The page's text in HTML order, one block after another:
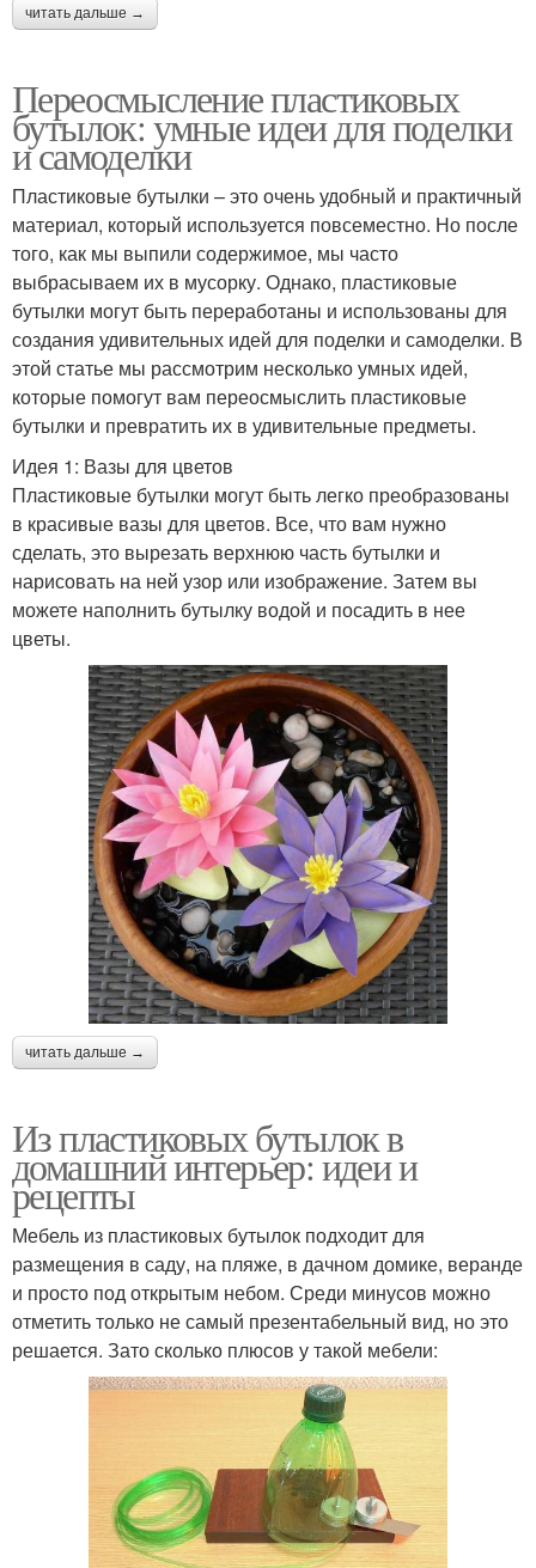
читать дальше →
Переосмысление пластиковых
бутылок: умные идеи для поделки
и самоделки
Пластиковые бутылки – это очень удобный и практичный
материал, который используется повсеместно. Но после
того, как мы выпили содержимое, мы часто
выбрасываем их в мусорку. Однако, пластиковые
бутылки могут быть переработаны и использованы для
создания удивительных идей для поделки и самоделки. В
этой статье мы рассмотрим несколько умных идей,
которые помогут вам переосмыслить пластиковые
бутылки и превратить их в удивительные предметы.
Идея 1: Вазы для цветов
Пластиковые бутылки могут быть легко преобразованы
в красивые вазы для цветов. Все, что вам нужно
сделать, это вырезать верхнюю часть бутылки и
нарисовать на ней узор или изображение. Затем вы
можете наполнить бутылку водой и посадить в нее
цветы.
читать дальше →
Из пластиковых бутылок в
домашний интерьер: идеи и
рецепты
Мебель из пластиковых бутылок подходит для
размещения в саду, на пляже, в дачном домике, веранде
и просто под открытым небом. Среди минусов можно
отметить только не самый презентабельный вид, но это
решается. Зато сколько плюсов у такой мебели: